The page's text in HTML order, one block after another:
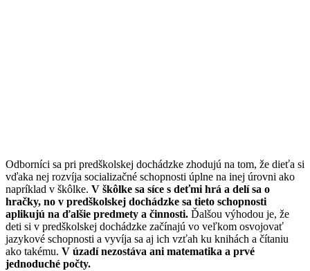
Odborníci sa pri predškolskej dochádzke zhodujú na tom, že dieťa si
vďaka nej rozvíja socializačné schopnosti úplne na inej úrovni ako
napríklad v škôlke. V škôlke sa síce s deťmi hrá a delí sa o
hračky, no v predškolskej dochádzke sa tieto schopnosti
aplikujú na ďalšie predmety a činnosti. Ďalšou výhodou je, že
deti si v predškolskej dochádzke začínajú vo veľkom osvojovať
jazykové schopnosti a vyvíja sa aj ich vzťah ku knihách a čítaniu
ako takému. V úzadí nezostáva ani matematika a prvé
jednoduché počty.